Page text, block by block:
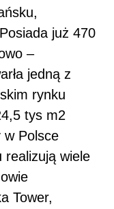
już 470
–
jedną z
rynku
tys m2
w Polsce
realizują wiele
Tower,